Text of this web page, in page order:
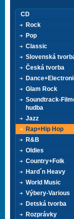
CD
Rock
Pop
Classic
Slovenská
Česká tvorba
Glam Rock
Soundtrack-
hudba
Jazz
Rap+Hip Hop
R&B
Oldies
Country+Folk
Hard´n Heavy
World Music
Výbery-Various
Detská tvorba
Rozprávky